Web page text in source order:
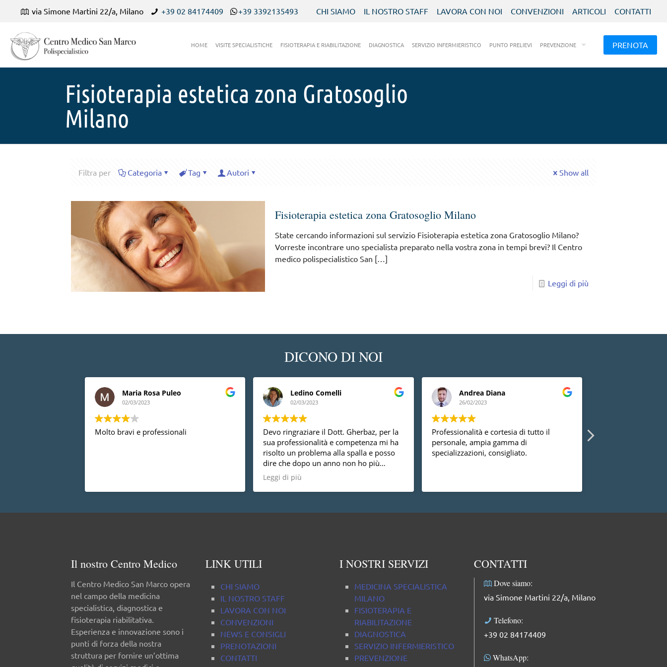
via Simone Martini 22/a, Milano +39 02 84174409 +39 3392135493 CHI SIAMO IL NOSTRO STAFF LAVORA CON NOI CONVENZIONI ARTICOLI CONTATTI
HOME VISITE SPECIALISTICHE FISIOTERAPIA E RIABILITAZIONE DIAGNOSTICA SERVIZIO INFERMIERISTICO PUNTO PRELIEVI PREVENZIONE PRENOTA
Fisioterapia estetica zona Gratosoglio
Milano
Filtra per Categoria Tag Autori Show all
Fisioterapia estetica zona Gratosoglio Milano
State cercando informazioni sul servizio Fisioterapia estetica zona Gratosoglio Milano?
Vorreste incontrare uno specialista preparato nella vostra zona in tempi brevi? Il Centro
medico polispecialistico San […]
Leggi di più
DICONO DI NOI
Maria Rosa Puleo
02/03/2023
Molto bravi e professionali
Ledino Comelli
02/03/2023
Devo ringraziare il Dott. Gherbaz, per la
sua professionalità e competenza mi ha
risolto un problema alla spalla e posso
dire che dopo un anno non ho più
nessun dolore, vorrei anche dire che è
una persona molto disponibile cosa non
da tutti.
Leggi di più
Andrea Diana
26/02/2023
Professionalità e cortesia di tutto il
personale, ampia gamma di
specializzazioni, consigliato.
Il nostro Centro Medico
Il Centro Medico San Marco opera
nel campo della medicina
specialistica, diagnostica e
fisioterapia riabilitativa.
Esperienza e innovazione sono i
punti di forza della nostra
struttura per fornire un’ottima
LINK UTILI
CHI SIAMO
IL NOSTRO STAFF
LAVORA CON NOI
CONVENZIONI
NEWS E CONSIGLI
PRENOTAZIONI
CONTATTI
I NOSTRI SERVIZI
MEDICINA SPECIALISTICA
MILANO
FISIOTERAPIA E
RIABILITAZIONE
DIAGNOSTICA
SERVIZIO INFERMIERISTICO
PREVENZIONE
CONTATTI
Dove siamo:
via Simone Martini 22/a, Milano
Telefono:
+39 02 84174409
WhatsApp: